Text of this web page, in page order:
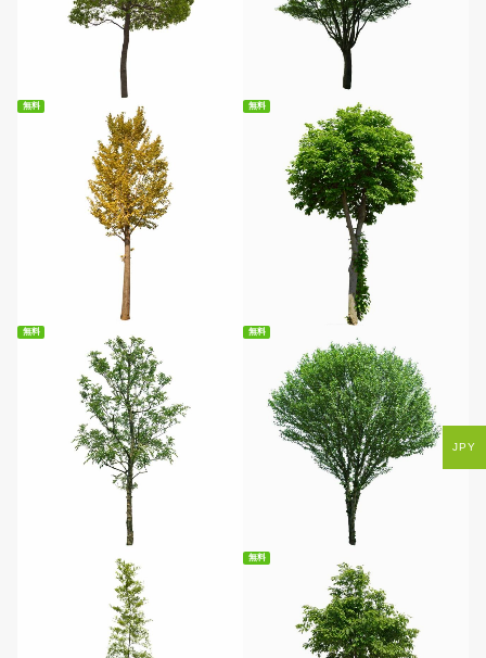
無料ダウンロード 無料ダウンロード
無料
無料ダウンロード
無料
無料ダウンロード
無料
無料ダウンロード
無料
無料ダウンロード
無料
JPY